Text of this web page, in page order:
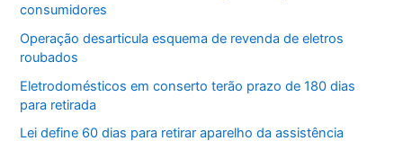
consumidores
Operação desarticula esquema de revenda de eletros
roubados
Eletrodomésticos em conserto terão prazo de 180 dias
para retirada
Lei define 60 dias para retirar aparelho da assistência